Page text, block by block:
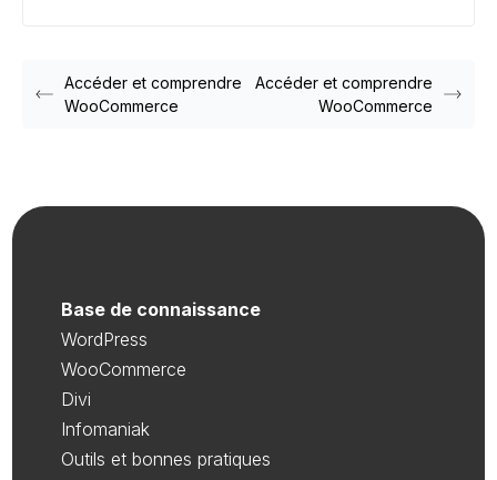
Accéder et comprendre
WooCommerce
Accéder et comprendre
WooCommerce
Base de connaissance
WordPress
WooCommerce
Divi
Infomaniak
Outils et bonnes pratiques